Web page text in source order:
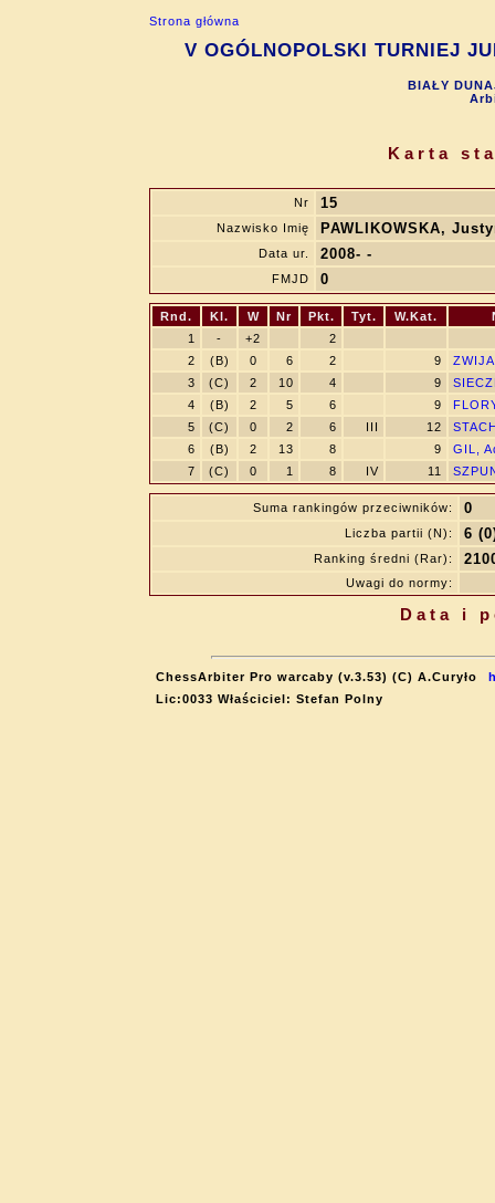
Strona główna
V OGÓLNOPOLSKI TURNIEJ
BIAŁY
Karta
Nr 15
Nazwisko Imię PAWLIKOWSKA,
Data ur. 2008- -
FMJD 0
Rnd. Kl. W Nr Pkt. Tyt. W.Kat.
1
- +2
2
2
(B) 0 6 2 9
3
(C) 2 10 4 9
4
(B) 2 5 6 9
5
(C) 0 2 6 III 12
6
(B) 2 13 8 9
GIL,
7
(C) 0 1 8 IV 11
Suma rankingów przeciwników: 0
Liczba partii (N): 6
Ranking średni (Rar):
Uwagi do normy:
Data i
ChessArbiter Pro warcaby (v.3.53) (C) A.Curyło
Lic:0033 Właściciel: Stefan Polny